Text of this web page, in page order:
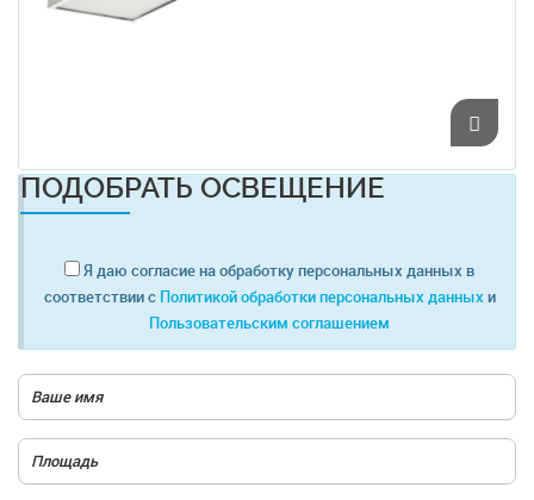
ПОДОБРАТЬ ОСВЕЩЕНИЕ
Я даю согласие на обработку персональных данных в
соответствии с Политикой обработки персональных данных и
Пользовательским соглашением